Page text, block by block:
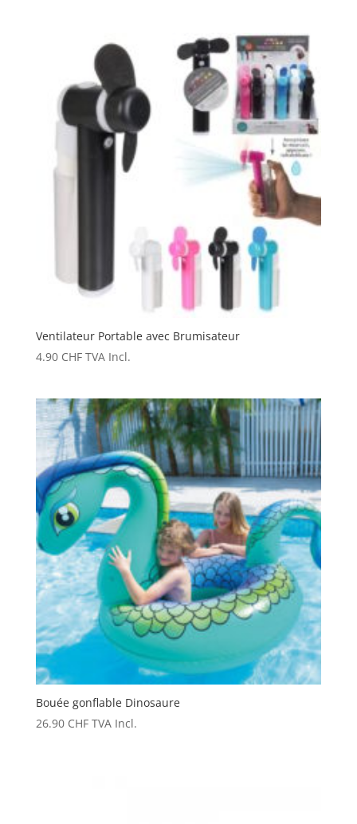
Ventilateur Portable avec Brumisateur
4.90 CHF TVA Incl.
Bouée gonflable Dinosaure
26.90 CHF TVA Incl.